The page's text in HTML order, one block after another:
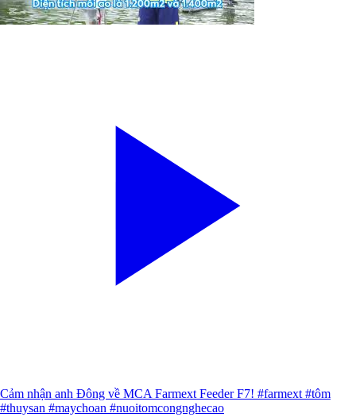
Cảm nhận anh Đông về MCA Farmext Feeder F7! #farmext #tôm
#thuysan #maychoan #nuoitomcongnghecao